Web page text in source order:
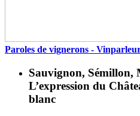
Paroles de vignerons -
Sauvignon, Sémillon,
L’expression du
blanc